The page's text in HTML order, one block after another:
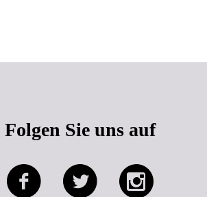
Folgen Sie uns auf